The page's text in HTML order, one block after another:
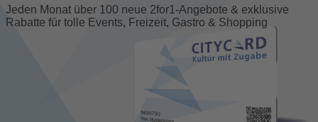
Jeden Monat über 100 neue 2for1-Angebote & exklusive
Rabatte für tolle Events, Freizeit, Gastro & Shopping